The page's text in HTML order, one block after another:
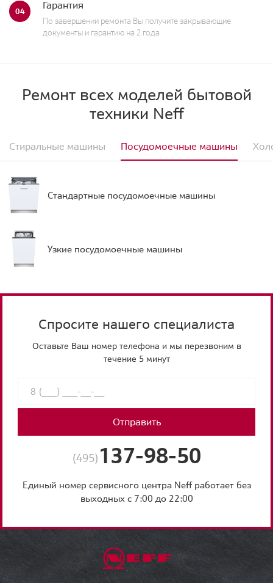
04 Гарантия
По завершении ремонта Вы получите закрывающие
документы и гарантию на 2 года
Ремонт всех моделей бытовой
техники Neff
Стиральные машины Посудомоечные машины
Стандартные посудомоечные машины
Узкие посудомоечные машины
Спросите нашего специалиста
Оставьте Ваш номер телефона и мы перезвоним в
течение 5 минут
Отправить
(495) 137-98-50
Единый номер сервисного центра Neff работает без
выходных с 7:00 до 22:00